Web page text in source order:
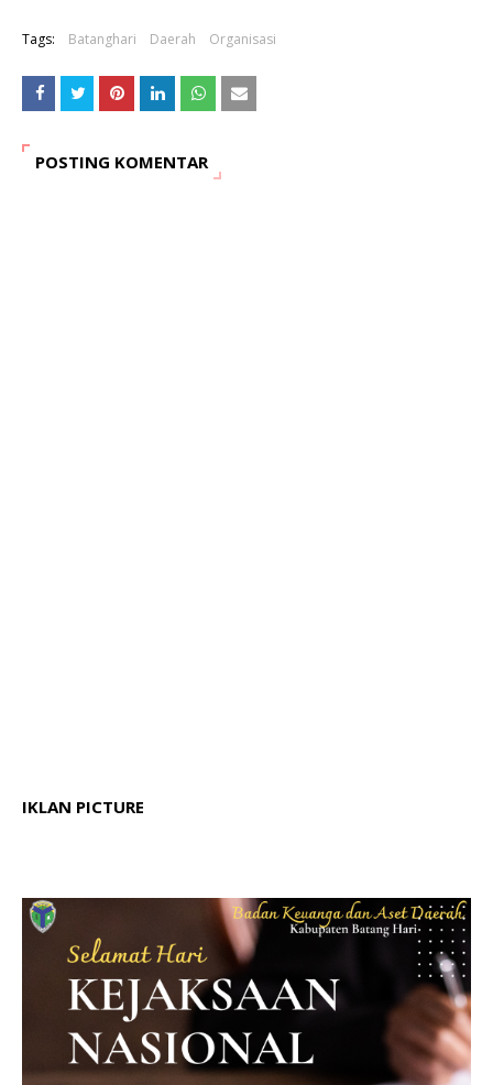
Tags: Batanghari Daerah Organisasi
POSTING KOMENTAR
IKLAN PICTURE